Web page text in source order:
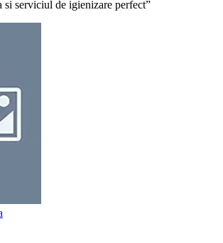
si serviciul de igienizare perfect”